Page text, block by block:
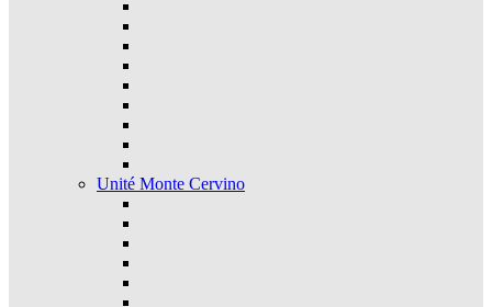
Unité Monte Cervino